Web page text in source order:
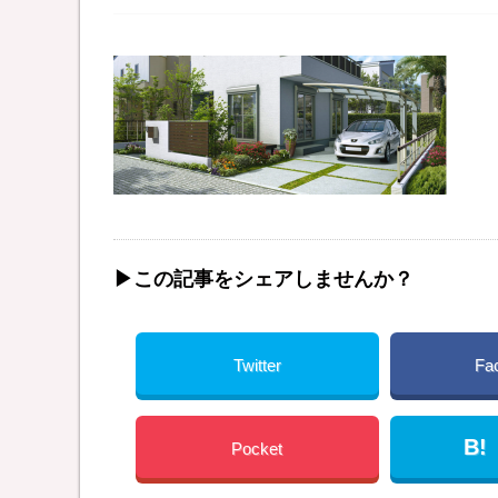
▶︎この記事をシェアしませんか？
Twitter
Pocket B!